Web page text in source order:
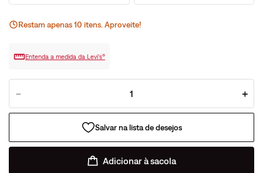
Restam apenas10 itens. Aproveite!
Entenda a medida da Levi’s®
＋
－
Adicionar à sacola